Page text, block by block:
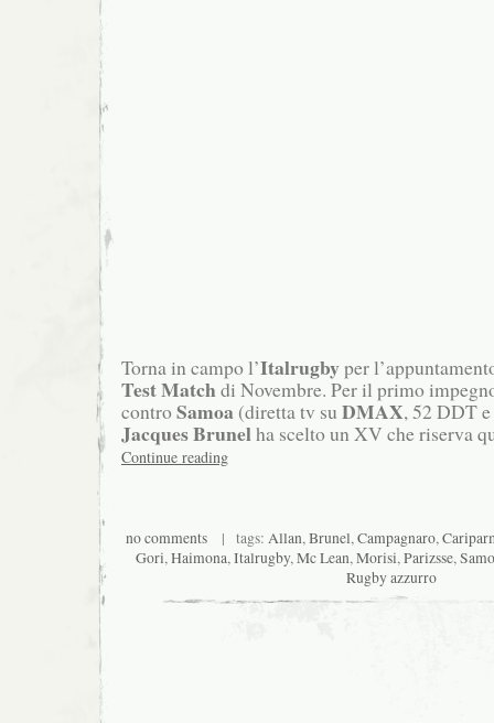
Torna in campo l’Italrugbyper
Test Matchdi Novembre. Per il primo
contro Samoa (diretta tv su DMAX, 52 DDT
Jacques Brunelha scelto un XV che riserva
Continue reading
no comments| tags: Allan,Brunel,Campagnaro,
Gori,Haimona,Italrugby,Mc Lean,Morisi,Parizsse,
Rugby azzurro